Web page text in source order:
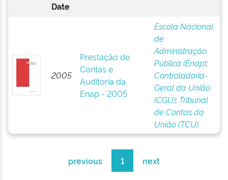
Date
2005
Prestação de
Contas e
Auditoria da
Enap - 2005
Escola Nacional
de
Administração
Pública (Enap);
Controladoria-
Geral da União
(CGU); Tribunal
de Contas da
União (TCU)
previous 1 next